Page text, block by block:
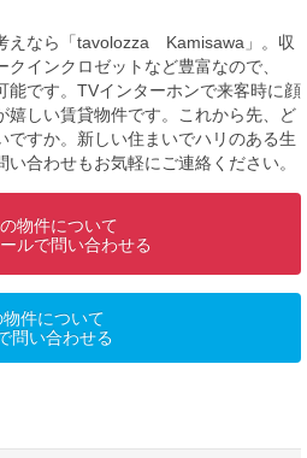
えなら「tavolozza Kamisawa」。収
インクロゼットなど豊富なので、
能です。TVインターホンで来客時に顔
嬉しい賃貸物件です。これから先、ど
ですか。新しい住まいでハリのある生
合わせもお気軽にご連絡ください。
物件について
ルで問い合わせる
物件について
問い合わせる